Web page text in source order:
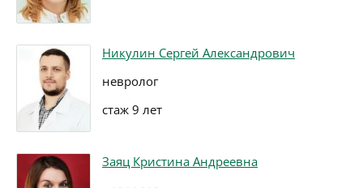
Никулин Сергей Александрович
невролог
стаж 9 лет
Заяц Кристина Андреевна